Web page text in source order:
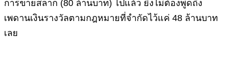
การขายสลาก (80 ล้านบาท) ไปแล้ว ยิ่งไม่ต้องพูดถึง
เพดานเงินรางวัลตามกฎหมายที่จำกัดไว้แค่ 48 ล้านบาท
เลย